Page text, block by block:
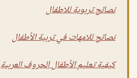
نصائح تربوية للاطفال
نصائح للامهات في تربية الأطفال
كيفية تعليم الأطفال الحروف العربية